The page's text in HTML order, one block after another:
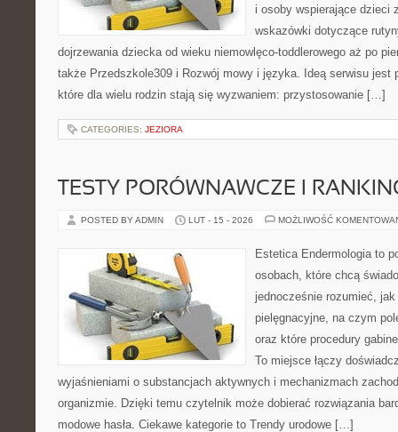
i osoby wspierające dzieci
wskazówki dotyczące
dojrzewania dziecka od wieku niemowlęco-toddlerowego aż po
także Przedszkole309 i Rozwój mowy i języka. Ideą serwisu jest
które dla wielu rodzin stają się wyzwaniem: przystosowanie […]
CATEGORIES: JEZIORA
TESTY PORÓWNAWCZE I
POSTED BY ADMIN LUT - 15 - 2026 MOŻLIWOŚĆ
Estetica Endermologia to
osobach, które chcą
jednocześnie rozumieć, jak
pielęgnacyjne, na czym
oraz które procedury
To miejsce łączy
wyjaśnieniami o substancjach aktywnych i mechanizmach
organizmie. Dzięki temu czytelnik może dobierać rozwiązania
modowe hasła. Ciekawe kategorie to Trendy urodowe […]